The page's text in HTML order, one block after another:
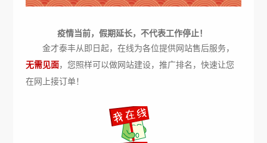
疫情当前，假期延长，不代表工作停止！
金才泰丰从即日起，在线为各位提供网站售后服务，
无需见面，您照样可以做网站建设，推广排名，快速让您
在网上接订单！